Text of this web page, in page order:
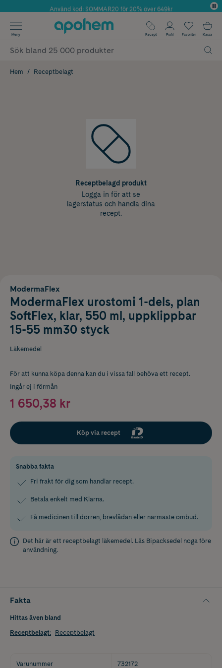
Använd kod: SOMMAR20 för 20% över 649kr
✓ Fri frakt
✓ Poäng på alla köp*
Meny Recept Profil Favoriter Kassa
Hem Receptbelagt
Receptbelagd produkt
Logga in för att se
lagerstatus och handla dina
recept.
ModermaFlex
ModermaFlex urostomi 1-dels, plan
SoftFlex, klar, 550 ml, uppklippbar
15-55 mm30 styck
Läkemedel
För att kunna köpa denna kan du i vissa fall behöva ett recept.
Ingår ej i förmån
1 650,38 kr
Köp via recept
Snabba fakta
Fri frakt för dig som handlar recept.
Betala enkelt med Klarna.
Få medicinen till dörren, brevlådan eller närmaste ombud.
Det här är ett receptbelagt läkemedel. Läs Bipacksedel noga före
användning.
Fakta
Hittas även bland
Receptbelagt: Receptbelagt
Varunummer 732172